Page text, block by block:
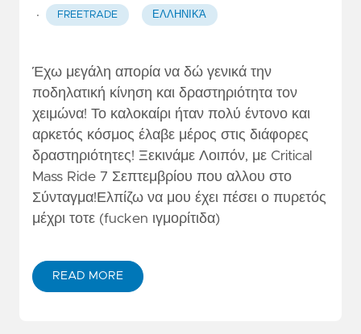
· FREETRADE ΕΛΛΗΝΙΚΆ
Έχω μεγάλη απορία να δώ γενικά την
ποδηλατική κίνηση και δραστηριότητα τον
χειμώνα! Το καλοκαίρι ήταν πολύ έντονο και
αρκετός κόσμος έλαβε μέρος στις διάφορες
δραστηριότητες! Ξεκινάμε Λοιπόν, με Critical
Mass Ride 7 Σεπτεμβρίου που αλλου στο
Σύνταγμα!Ελπίζω να μου έχει πέσει ο πυρετός
μέχρι τοτε (fucken ιγμορίτιδα)
READ MORE